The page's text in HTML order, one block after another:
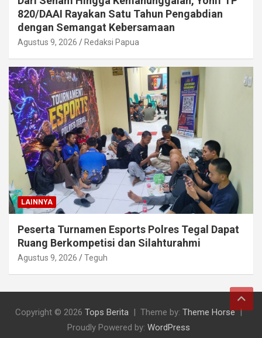
820/DAAI Rayakan Satu Tahun Pengabdian
dengan Semangat Kebersamaan
Agustus 9, 2026 Redaksi Papua
LAINNYA
Peserta Turnamen Esports Polres Tegal Dapat
Ruang Berkompetisi dan Silahturahmi
Agustus 9, 2026 Teguh
Copyright © 2026 Tops Berita Theme by: Theme Horse
Proudly Powered by: WordPress